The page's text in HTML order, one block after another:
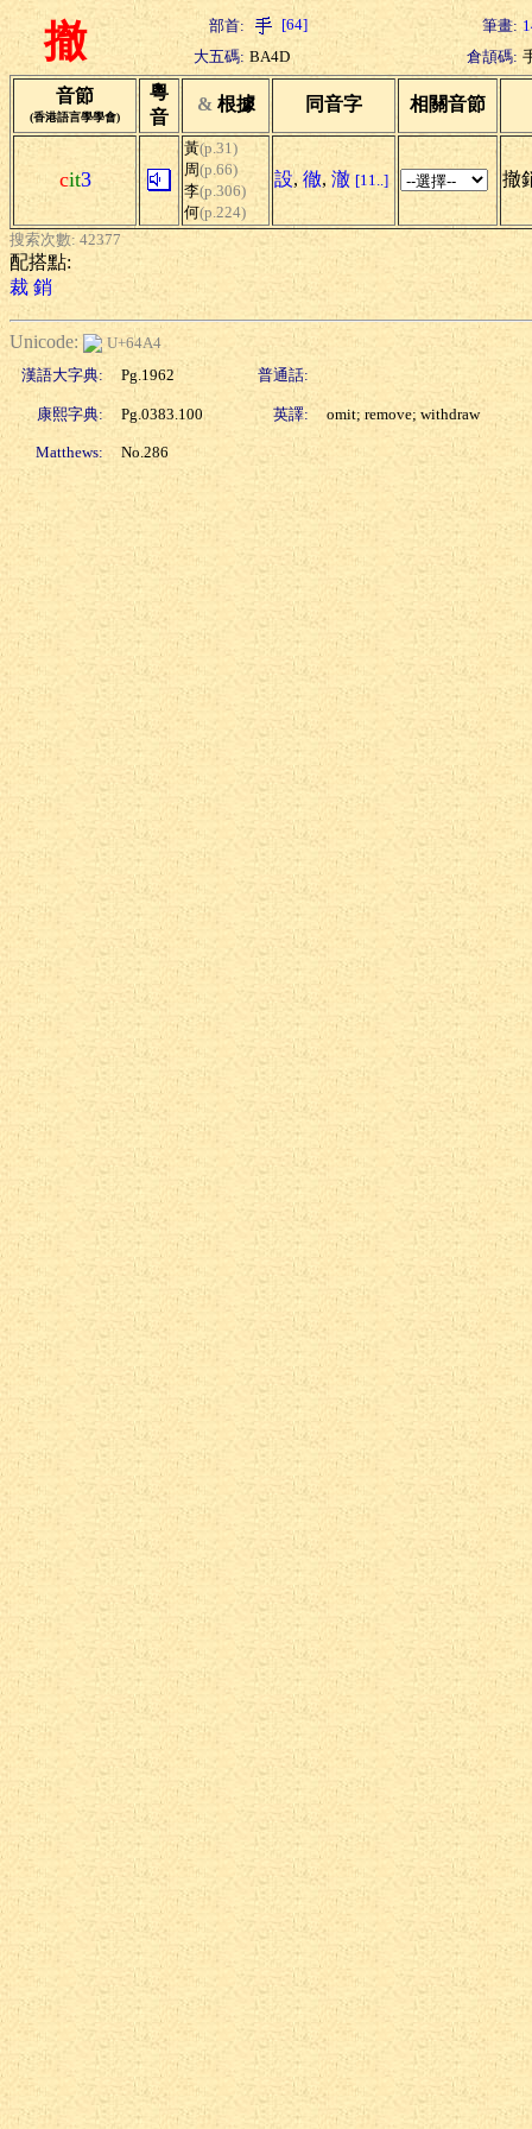
撤 部首: [64] 筆畫:
大五碼: BA4D 倉頡碼:
音節
(香港語言學學會)
粵
音
& 根據 同音字 相關音節
cit3
黃(p.31)
周(p.66)
李(p.306)
何(p.224)
設, 徹, 澈 [11..] 撤
搜索次數: 42377
配搭點:
裁 銷
Unicode:
U+64A4
漢語大字典:
Pg.1962 普通話:
康熙字典: Pg.0383.100 英譯: omit; remove; withdraw
Matthews: No.286